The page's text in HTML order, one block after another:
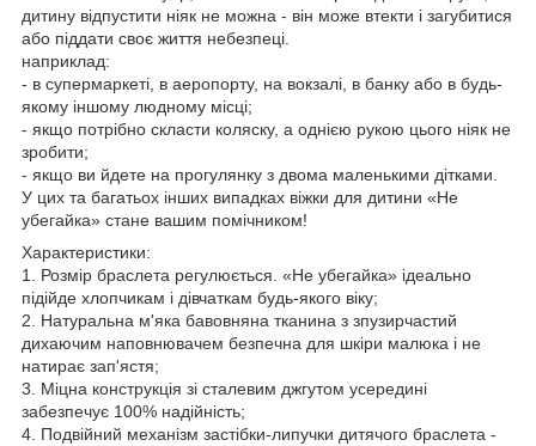
дитину відпустити ніяк не можна - він може втекти і загубитися
або піддати своє життя небезпеці.
наприклад:
- в супермаркеті, в аеропорту, на вокзалі, в банку або в будь-
якому іншому людному місці;
- якщо потрібно скласти коляску, а однією рукою цього ніяк не
зробити;
- якщо ви йдете на прогулянку з двома маленькими дітками.
У цих та багатьох інших випадках віжки для дитини «Не
убегайка» стане вашим помічником!
Характеристики:
1. Розмір браслета регулюється. «Не убегайка» ідеально
підійде хлопчикам і дівчаткам будь-якого віку;
2. Натуральна м'яка бавовняна тканина з зпузирчастий
дихаючим наповнювачем безпечна для шкіри малюка і не
натирає зап'ястя;
3. Міцна конструкція зі сталевим джгутом усередині
забезпечує 100% надійність;
4. Подвійний механізм застібки-липучки дитячого браслета -